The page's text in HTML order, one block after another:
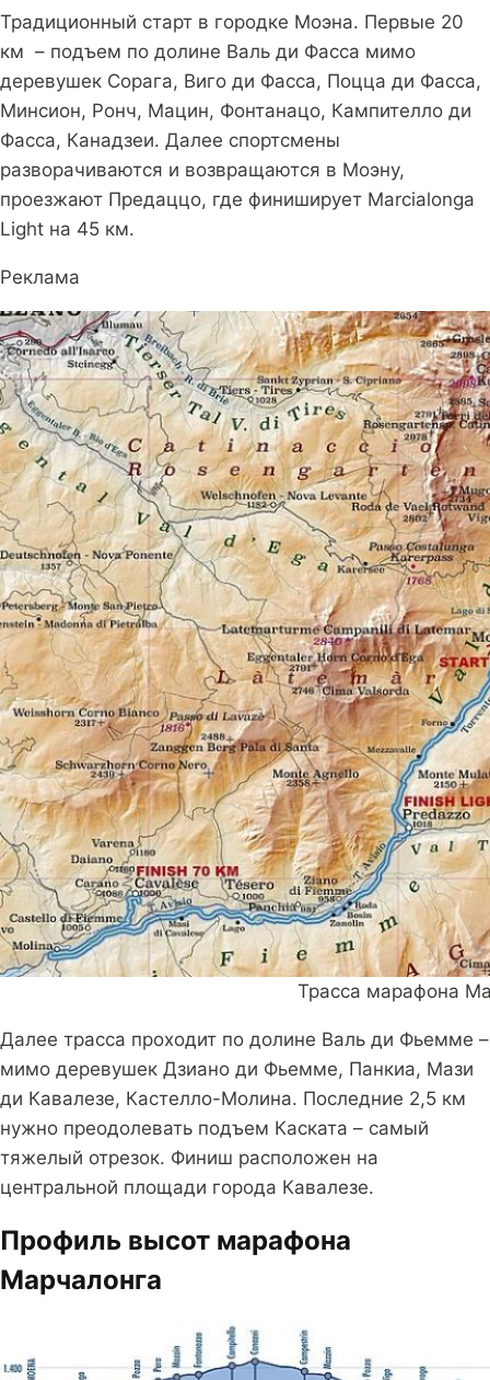
Традиционный старт в городке Моэна. Первые 20
км – подъем по долине Валь ди Фасса мимо
деревушек Сорага, Виго ди Фасса, Поцца ди Фасса,
Минсион, Ронч, Мацин, Фонтанацо, Кампителло ди
Фасса, Канадзеи. Далее спортсмены
разворачиваются и возвращаются в Моэну,
проезжают Предаццо, где финиширует Marcialonga
Light на 45 км.
Реклама
Трасса марафона
Далее трасса проходит по долине Валь ди Фьемме –
мимо деревушек Дзиано ди Фьемме, Панкиа, Мази
ди Кавалезе, Кастелло-Молина. Последние 2,5 км
нужно преодолевать подъем Каската – самый
тяжелый отрезок. Финиш расположен на
центральной площади города Кавалезе.
Профиль высот марафона
Марчалонга